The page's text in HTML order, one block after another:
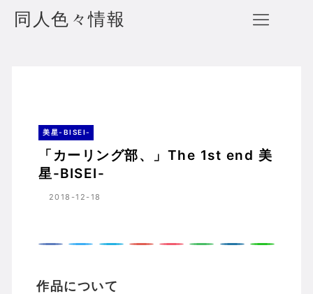
同人色々情報
美星-BISEI-
「カーリング部、」The 1st end 美
星-BISEI-
2018-12-18
作品について